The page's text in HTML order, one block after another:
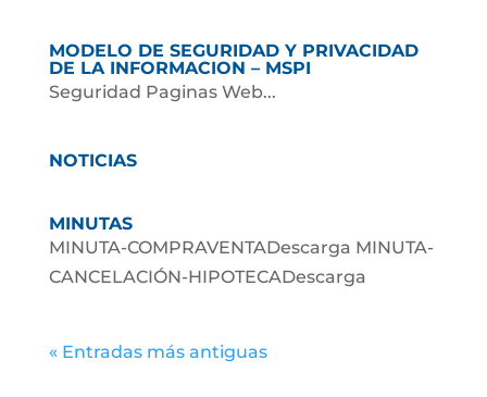
MODELO DE SEGURIDAD Y PRIVACIDAD
DE LA INFORMACION – MSPI
Seguridad Paginas Web...
NOTICIAS
MINUTAS
MINUTA-COMPRAVENTADescarga MINUTA-
CANCELACIÓN-HIPOTECADescarga
« Entradas más antiguas